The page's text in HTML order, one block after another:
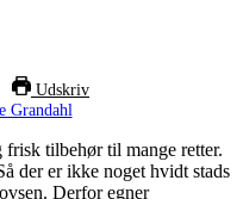
Udskriv
Grandahl
frisk tilbehør til mange retter.
der er ikke noget hvidt stads
Derfor egner